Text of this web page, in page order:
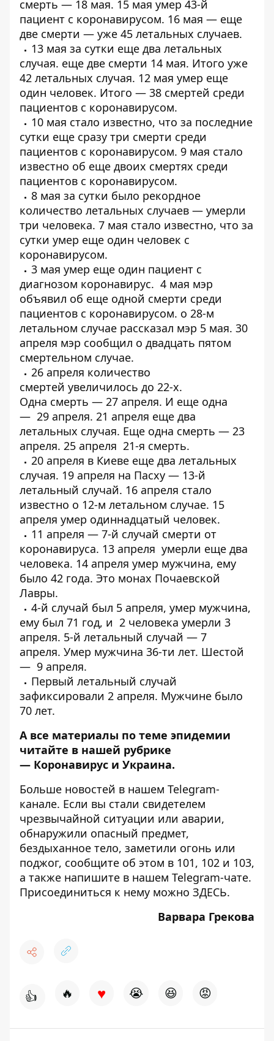
смерть — 18 мая. 15 мая умер 43-й
пациент с коронавирусом. 16 мая — еще
две смерти — уже 45 летальных случаев.
13 мая за сутки еще два летальных
случая. еще две смерти 14 мая. Итого уже
42 летальных случая. 12 мая умер еще
один человек. Итого — 38 смертей среди
пациентов с коронавирусом.
10 мая стало известно, что за последние
сутки еще сразу три смерти среди
пациентов с коронавирусом. 9 мая стало
известно об еще двоих смертях среди
пациентов с коронавирусом.
8 мая за сутки было рекордное
количество летальных случаев — умерли
три человека. 7 мая стало известно, что за
сутки умер еще один человек с
коронавирусом.
3 мая умер еще один пациент с
диагнозом коронавирус. 4 мая мэр
объявил об еще одной смерти среди
пациентов с коронавирусом. о 28-м
летальном случае рассказал мэр 5 мая. 30
апреля мэр сообщил о двадцать пятом
смертельном случае.
26 апреля количество
смертей увеличилось до 22-х.
Одна смерть — 27 апреля. И еще одна
— 29 апреля. 21 апреля еще два
летальных случая. Еще одна смерть — 23
апреля. 25 апреля 21-я смерть.
20 апреля в Киеве еще два летальных
случая. 19 апреля на Пасху — 13-й
летальный случай. 16 апреля стало
известно о 12-м летальном случае. 15
апреля умер одиннадцатый человек.
11 апреля — 7-й случай смерти от
коронавируса. 13 апреля умерли еще два
человека. 14 апреля умер мужчина, ему
было 42 года. Это монах Почаевской
Лавры.
4-й случай был 5 апреля, умер мужчина,
ему был 71 год, и 2 человека умерли 3
апреля. 5-й летальный случай — 7
апреля. Умер мужчина 36-ти лет. Шестой
— 9 апреля.
Первый летальный случай
зафиксировали 2 апреля. Мужчине было
70 лет.
А все материалы по теме эпидемии
читайте в нашей рубрике
— Коронавирус и Украина.
Больше новостей в нашем Telegram-
канале. Если вы стали свидетелем
чрезвычайной ситуации или аварии,
обнаружили опасный предмет,
бездыханное тело, заметили огонь или
поджог, сообщите об этом в 101, 102 и 103,
а также напишите в нашем Telegram-чате.
Присоединиться к нему можно ЗДЕСЬ.
Варвара Грекова
👍 🔥 ♥ 😭 😆 😡